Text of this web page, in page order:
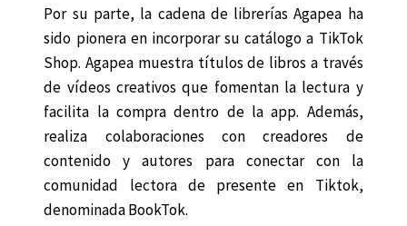
Por su parte, la cadena de librerías Agapea ha
sido pionera en incorporar su catálogo a TikTok
Shop. Agapea muestra títulos de libros a través
de vídeos creativos que fomentan la lectura y
facilita la compra dentro de la app. Además,
realiza colaboraciones con creadores de
contenido y autores para conectar con la
comunidad lectora de presente en Tiktok,
denominada BookTok.